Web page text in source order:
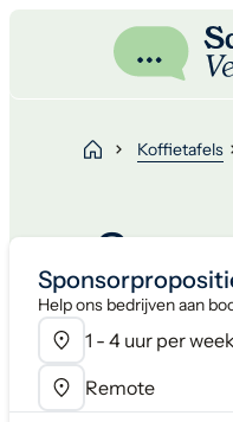
Koffietafels
Help ons
Vrijwillig
Help ons bedrijven aan
1 - 4 uur per week
Remote